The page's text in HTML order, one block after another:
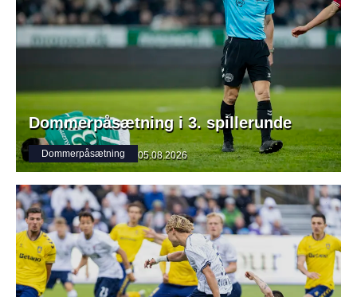
Dommerpåsætning i 3. spillerunde
Dommerpåsætning 05.08.2026